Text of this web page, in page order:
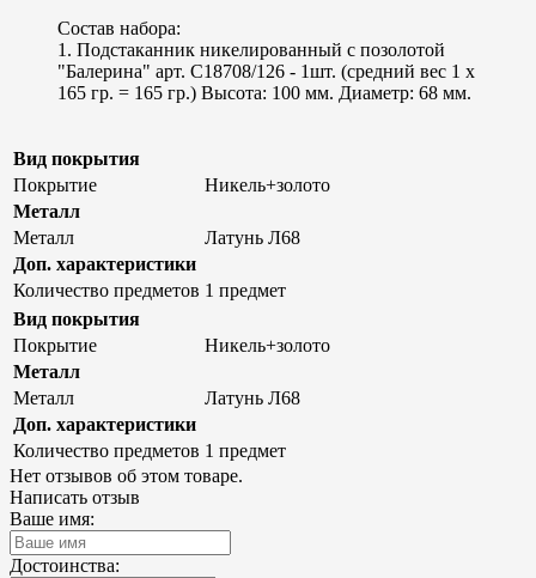
Состав набора:
1. Подстаканник никелированный с позолотой
"Балерина" арт. С18708/126 - 1шт. (средний вес 1 х
165 гр. = 165 гр.) Высота: 100 мм. Диаметр: 68 мм.
Вид покрытия
Покрытие
Никель+золото
Металл
Металл
Латунь Л68
Доп. характеристики
Количество предметов 1 предмет
Вид покрытия
Покрытие
Никель+золото
Металл
Металл
Латунь Л68
Доп. характеристики
Количество предметов 1 предмет
Нет отзывов об этом товаре.
Написать отзыв
Ваше имя:
Достоинства: